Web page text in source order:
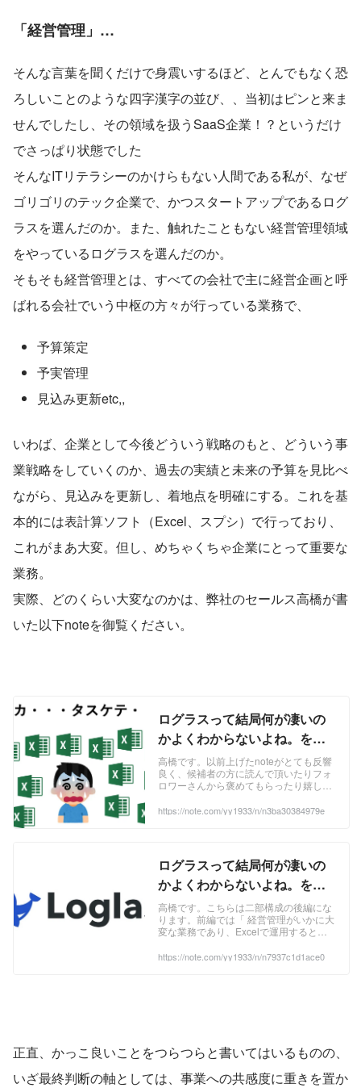
「経営管理」…
そんな言葉を聞くだけで身震いするほど、とんでもなく恐
ろしいことのような四字漢字の並び、、当初はピンと来ま
せんでしたし、その領域を扱うSaaS企業！？というだけ
でさっぱり状態でした
そんなITリテラシーのかけらもない人間である私が、なぜ
ゴリゴリのテック企業で、かつスタートアップであるログ
ラスを選んだのか。また、触れたこともない経営管理領域
をやっているログラスを選んだのか。
そもそも経営管理とは、すべての会社で主に経営企画と呼
ばれる会社でいう中枢の方々が行っている業務で、
予算策定
予実管理
見込み更新etc,,
いわば、企業として今後どういう戦略のもと、どういう事
業戦略をしていくのか、過去の実績と未来の予算を見比べ
ながら、見込みを更新し、着地点を明確にする。これを基
本的には表計算ソフト（Excel、スプシ）で行っており、
これがまあ大変。但し、めちゃくちゃ企業にとって重要な
業務。
実際、どのくらい大変なのかは、弊社のセールス高橋が書
いた以下noteを御覧ください。
ログラスって結局何が凄いの
かよくわからないよね。を解
決できるnoteがこれだ~Excel
経営管理は大変すぎる編~｜高
橋優斗｜note
高橋です。以前上げたnoteがとても反響
良く、候補者の方に読んで頂いたりフォ
ロワーさんから褒めてもらったり嬉しか
ーボードの上に指をそっと添えました。
候補者の方に言われる事No.1が 「ぶっち
ゃけログラスって何やってる会社かわか
らないっす」 ...
https://note.com/yy1933/n/n3ba30384979e
ログラスって結局何が凄いの
かよくわからないよね。を解
決できるnoteがこれだ
~「Loglass」を使えば全部解
決編~｜高橋優斗｜note
高橋です。こちらは二部構成の後編にな
ります。前編では「 経営管理がいかに大
変な業務であり、Excelで運用するとめ
き記してきました。そちらを読んでない
https://note.com/yy1933/n/n7937c1d1ace0
正直、かっこ良いことをつらつらと書いてはいるものの、
いざ最終判断の軸としては、事業への共感度に重きを置か